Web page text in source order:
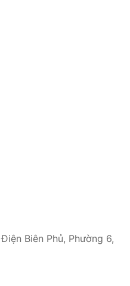
Điện Biên Phủ, Phường 6,